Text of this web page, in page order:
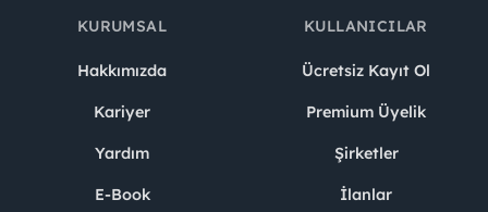
KURUMSAL
Hakkımızda
Kariyer
Yardım
E-Book
KULLANICILAR
Ücretsiz Kayıt Ol
Premium Üyelik
Şirketler
İlanlar